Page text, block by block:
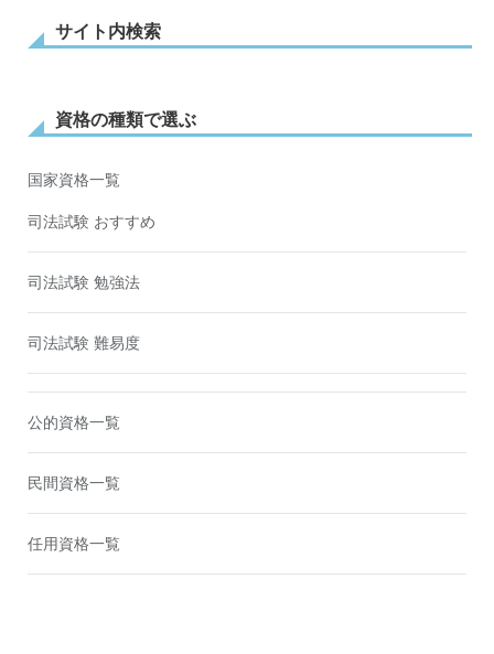
サイト内検索
資格の種類で選ぶ
国家資格一覧
司法試験 おすすめ
司法試験 勉強法
司法試験 難易度
公的資格一覧
民間資格一覧
任用資格一覧